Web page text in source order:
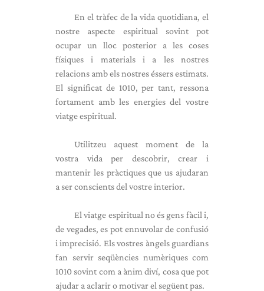
En el tràfec de la vida quotidiana, el
nostre aspecte espiritual sovint pot
ocupar un lloc posterior a les coses
físiques i materials i a les nostres
relacions amb els nostres éssers estimats.
El significat de 1010, per tant, ressona
fortament amb les energies del vostre
viatge espiritual.
Utilitzeu aquest moment de la
vostra vida per descobrir, crear i
mantenir les pràctiques que us ajudaran
a ser conscients del vostre interior.
El viatge espiritual no és gens fàcil i,
de vegades, es pot ennuvolar de confusió
i imprecisió. Els vostres àngels guardians
fan servir seqüències numèriques com
1010 sovint com a ànim diví, cosa que pot
ajudar a aclarir o motivar el següent pas.